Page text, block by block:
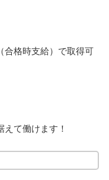
合格時支給）で取得可
て働けます！